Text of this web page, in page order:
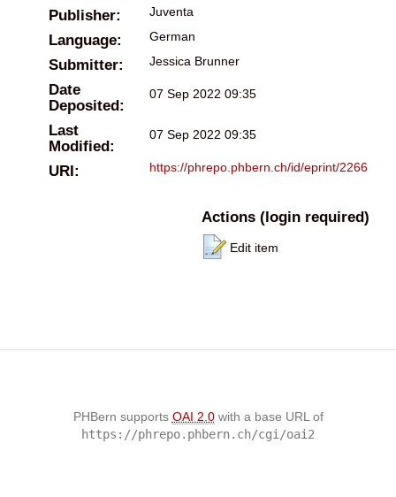
Publisher: Juventa
Language: German
Submitter: Jessica Brunner
Date
Deposited:
07 Sep 2022 09:35
Last
Modified:
07 Sep 2022 09:35
URI: https://phrepo.phbern.ch/id/eprint/2266
Actions (login required)
Edit item
PHBern supports OAI 2.0with a base URL of
https://phrepo.phbern.ch/cgi/oai2